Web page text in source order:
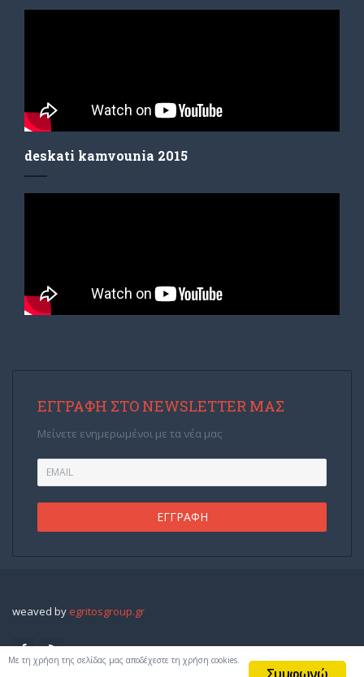
deskati kamvounia 2015
ΕΓΓΡΑΦΉ ΣΤΟ NEWSLETTER ΜΑΣ
Μείνετε ενημερωμένοι με τα νέα μας
weaved by egritosgroup.gr
Με τη χρήση της σελίδας μας αποδέχεστε τη χρήση cookies.